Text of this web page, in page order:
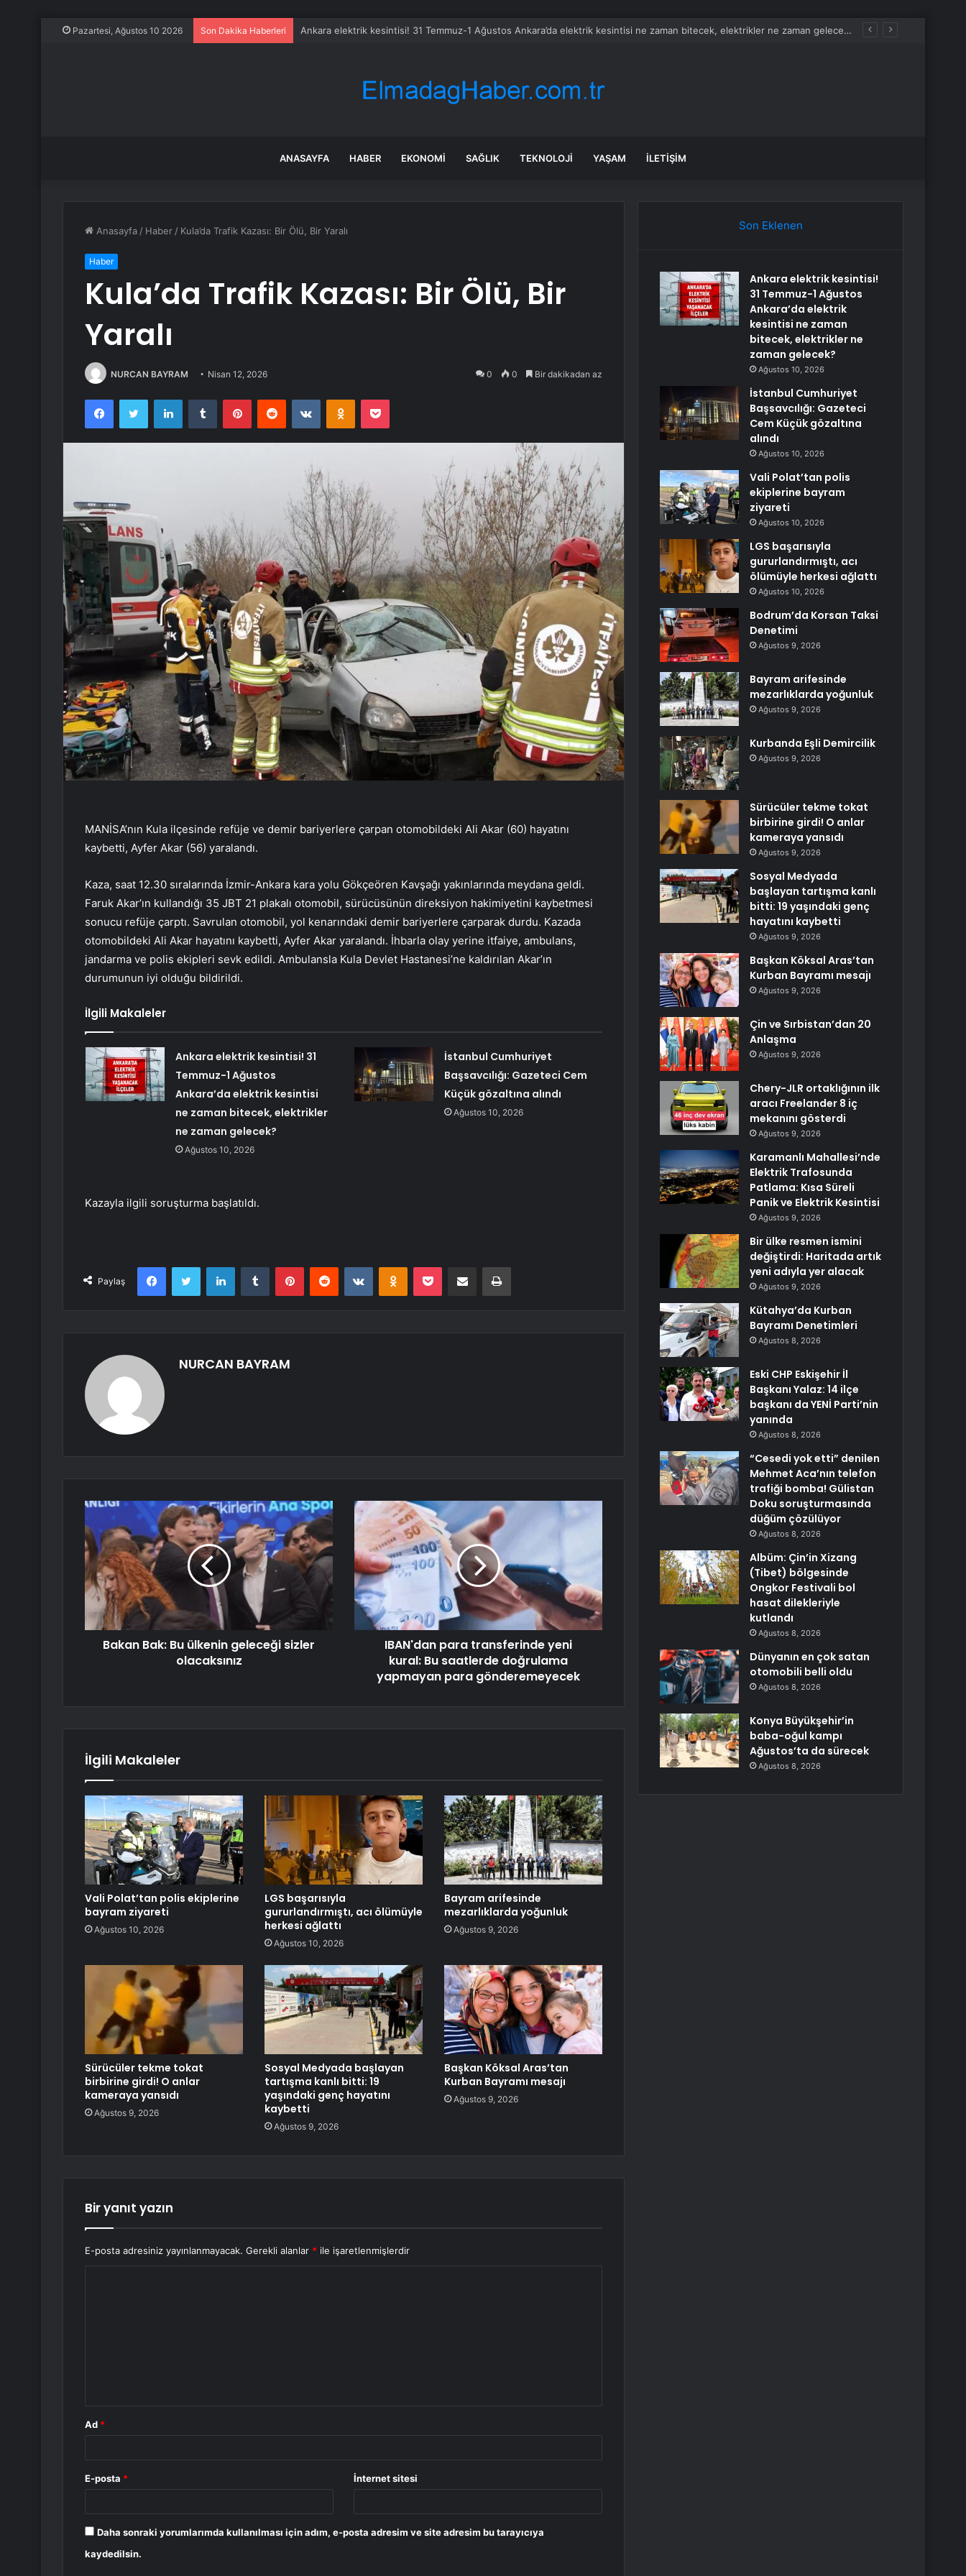
Pazartesi, Ağustos 10 2026 Son Dakika Haberleri Ankara elektrik kesintisi! 31 Temmuz-1 Ağustos Ankara’da elektrik kesintisi ne zaman bitecek, elektrikler ne zaman gelecek?
ANASAYFA HABER EKONOMI SAĞLIK TEKNOLOJI YAŞAM İLETIŞIM
Anasayfa / Haber / Kula’da Trafik Kazası: Bir Ölü, Bir Yaralı
Haber
Kula’da Trafik Kazası: Bir Ölü, Bir
Yaralı
NURCAN BAYRAM Nisan 12, 2026 0 0 Bir dakikadan az
FacebookTwitter LinkedInTumblr PinterestReddit VKontakteOdnoklassniki
Pocket
MANİSA’nın Kula ilçesinde refüje ve demir bariyerlere çarpan otomobildeki Ali Akar (60) hayatını
kaybetti, Ayfer Akar (56) yaralandı.
Kaza, saat 12.30 sıralarında İzmir-Ankara kara yolu Gökçeören Kavşağı yakınlarında meydana geldi.
Faruk Akar’ın kullandığı 35 JBT 21 plakalı otomobil, sürücüsünün direksiyon hakimiyetini kaybetmesi
sonucu refüje çarptı. Savrulan otomobil, yol kenarındaki demir bariyerlere çarparak durdu. Kazada
otomobildeki Ali Akar hayatını kaybetti, Ayfer Akar yaralandı. İhbarla olay yerine itfaiye, ambulans,
jandarma ve polis ekipleri sevk edildi. Ambulansla Kula Devlet Hastanesi’ne kaldırılan Akar’ın
durumunun iyi olduğu bildirildi.
İlgili Makaleler
Ankara elektrik kesintisi! 31
Temmuz-1 Ağustos
Ankara’da elektrik kesintisi
ne zaman bitecek, elektrikler
ne zaman gelecek?
Ağustos 10, 2026
İstanbul Cumhuriyet
Başsavcılığı: Gazeteci Cem
Küçük gözaltına alındı
Ağustos 10, 2026
Kazayla ilgili soruşturma başlatıldı.
Paylaş
FacebookTwitter LinkedInTumblr PinterestReddit VKontakteOdnoklassniki
Pocket E-Posta ile paylaş Yazdır
NURCAN BAYRAM
Bakan Bak: Bu ülkenin geleceği sizler
olacaksınız
IBAN'dan para transferinde yeni
kural: Bu saatlerde doğrulama
yapmayan para gönderemeyecek
İlgili Makaleler
Vali Polat’tan polis ekiplerine
bayram ziyareti
Ağustos 10, 2026
LGS başarısıyla
gururlandırmıştı, acı ölümüyle
herkesi ağlattı
Ağustos 10, 2026
Bayram arifesinde
mezarlıklarda yoğunluk
Ağustos 9, 2026
Sürücüler tekme tokat
birbirine girdi! O anlar
kameraya yansıdı
Ağustos 9, 2026
Sosyal Medyada başlayan
tartışma kanlı bitti: 19
yaşındaki genç hayatını
kaybetti
Ağustos 9, 2026
Başkan Köksal Aras’tan
Kurban Bayramı mesajı
Ağustos 9, 2026
Bir yanıt yazın
E-posta adresiniz yayınlanmayacak. Gerekli alanlar * ile işaretlenmişlerdir
Ad *
E-posta * İnternet sitesi
Daha sonraki yorumlarımda kullanılması için adım, e-posta adresim ve site adresim bu tarayıcıya
kaydedilsin.
Son Eklenen
Ankara elektrik kesintisi!
31 Temmuz-1 Ağustos
Ankara’da elektrik
kesintisi ne zaman
bitecek, elektrikler ne
zaman gelecek?
Ağustos 10, 2026
İstanbul Cumhuriyet
Başsavcılığı: Gazeteci
Cem Küçük gözaltına
alındı
Ağustos 10, 2026
Vali Polat’tan polis
ekiplerine bayram
ziyareti
Ağustos 10, 2026
LGS başarısıyla
gururlandırmıştı, acı
ölümüyle herkesi ağlattı
Ağustos 10, 2026
Bodrum’da Korsan Taksi
Denetimi
Ağustos 9, 2026
Bayram arifesinde
mezarlıklarda yoğunluk
Ağustos 9, 2026
Kurbanda Eşli Demircilik
Ağustos 9, 2026
Sürücüler tekme tokat
birbirine girdi! O anlar
kameraya yansıdı
Ağustos 9, 2026
Sosyal Medyada
başlayan tartışma kanlı
bitti: 19 yaşındaki genç
hayatını kaybetti
Ağustos 9, 2026
Başkan Köksal Aras’tan
Kurban Bayramı mesajı
Ağustos 9, 2026
Çin ve Sırbistan’dan 20
Anlaşma
Ağustos 9, 2026
Chery-JLR ortaklığının ilk
aracı Freelander 8 iç
mekanını gösterdi
Ağustos 9, 2026
Karamanlı Mahallesi’nde
Elektrik Trafosunda
Patlama: Kısa Süreli
Panik ve Elektrik Kesintisi
Ağustos 9, 2026
Bir ülke resmen ismini
değiştirdi: Haritada artık
yeni adıyla yer alacak
Ağustos 9, 2026
Kütahya’da Kurban
Bayramı Denetimleri
Ağustos 8, 2026
Eski CHP Eskişehir İl
Başkanı Yalaz: 14 ilçe
başkanı da YENİ Parti’nin
yanında
Ağustos 8, 2026
“Cesedi yok etti” denilen
Mehmet Aca’nın telefon
trafiği bomba! Gülistan
Doku soruşturmasında
düğüm çözülüyor
Ağustos 8, 2026
Albüm: Çin’in Xizang
(Tibet) bölgesinde
Ongkor Festivali bol
hasat dilekleriyle
kutlandı
Ağustos 8, 2026
Dünyanın en çok satan
otomobili belli oldu
Ağustos 8, 2026
Konya Büyükşehir’in
baba-oğul kampı
Ağustos’ta da sürecek
Ağustos 8, 2026